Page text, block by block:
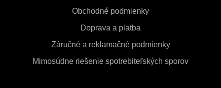
Obchodné podmienky
Doprava a platba
Záručné a reklamačné podmienky
Mimosúdne riešenie spotrebiteľských sporov